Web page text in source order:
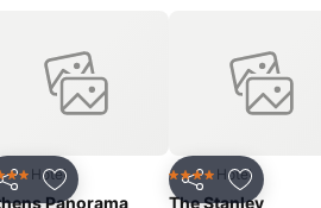
PartilharAdicionar aos favoritos
Hotel
Panorama
Partilhar
4 EstrelasHotel
The Stanley